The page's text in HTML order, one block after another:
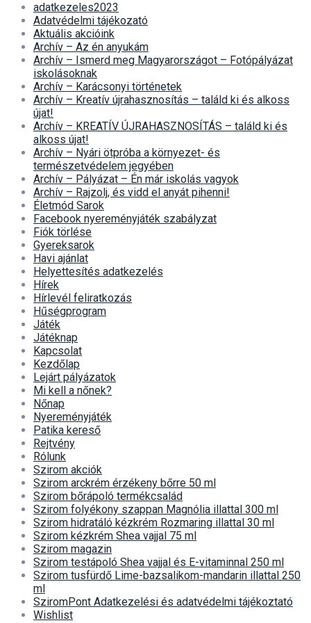
adatkezeles2023
Adatvédelmi tájékozató
Aktuális akcióink
Archív – Az én anyukám
Archív – Ismerd meg Magyarországot – Fotópályázat
iskolásoknak
Archív – Karácsonyi történetek
Archív – Kreatív újrahasznosítás – találd ki és alkoss
újat!
Archív – KREATÍV ÚJRAHASZNOSÍTÁS – találd ki és
alkoss újat!
Archív – Nyári ötpróba a környezet- és
természetvédelem jegyében
Archív – Pályázat – Én már iskolás vagyok
Archív – Rajzolj, és vidd el anyát pihenni!
Életmód Sarok
Facebook nyereményjáték szabályzat
Fiók törlése
Gyereksarok
Havi ajánlat
Helyettesítés adatkezelés
Hírek
Hírlevél feliratkozás
Hűségprogram
Játék
Játéknap
Kapcsolat
Kezdőlap
Lejárt pályázatok
Mi kell a nőnek?
Nőnap
Nyereményjáték
Patika kereső
Rejtvény
Rólunk
Szirom akciók
Szirom arckrém érzékeny bőrre 50 ml
Szirom bőrápoló termékcsalád
Szirom folyékony szappan Magnólia illattal 300 ml
Szirom hidratáló kézkrém Rozmaring illattal 30 ml
Szirom kézkrém Shea vajjal 75 ml
Szirom magazin
Szirom testápoló Shea vajjal és E-vitaminnal 250 ml
Szirom tusfürdő Lime-bazsalikom-mandarin illattal 250
ml
SziromPont Adatkezelési és adatvédelmi tájékoztató
Wishlist